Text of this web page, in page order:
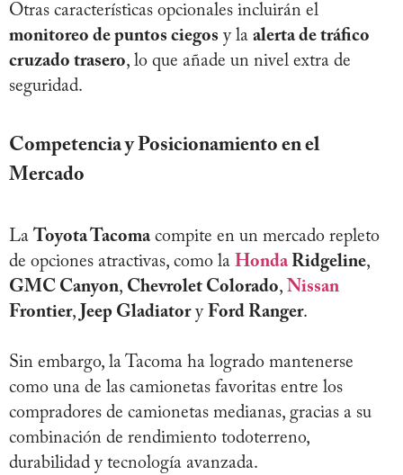
Otras características opcionales incluirán el
monitoreo de puntos ciegos y la alerta de tráfico
cruzado trasero, lo que añade un nivel extra de
seguridad.
Competencia y Posicionamiento en el
Mercado
La Toyota Tacomacompite en un mercado repleto
de opciones atractivas, como la Honda Ridgeline,
GMC Canyon, Chevrolet Colorado, Nissan
Frontier, Jeep Gladiatory Ford Ranger.
Sin embargo, la Tacoma ha logrado mantenerse
como una de las camionetas favoritas entre los
compradores de camionetas medianas, gracias a su
combinación de rendimiento todoterreno,
durabilidad y tecnología avanzada.